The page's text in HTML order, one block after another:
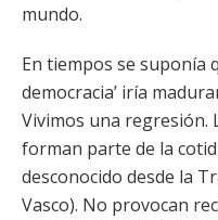
mundo.
En tiempos se suponía
democracia’ iría
Vivimos una regresión.
forman parte de la
desconocido desde la
Vasco). No provocan